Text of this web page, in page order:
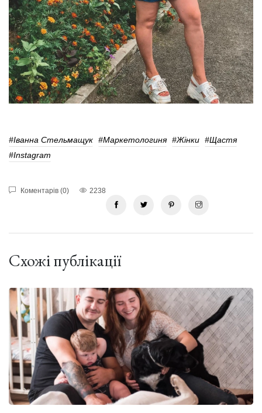
#Іванна Стельмащук #Маркетологиня #жінки #Щастя
#Instagram
Коментарів (0) 2238
Схожі публікації